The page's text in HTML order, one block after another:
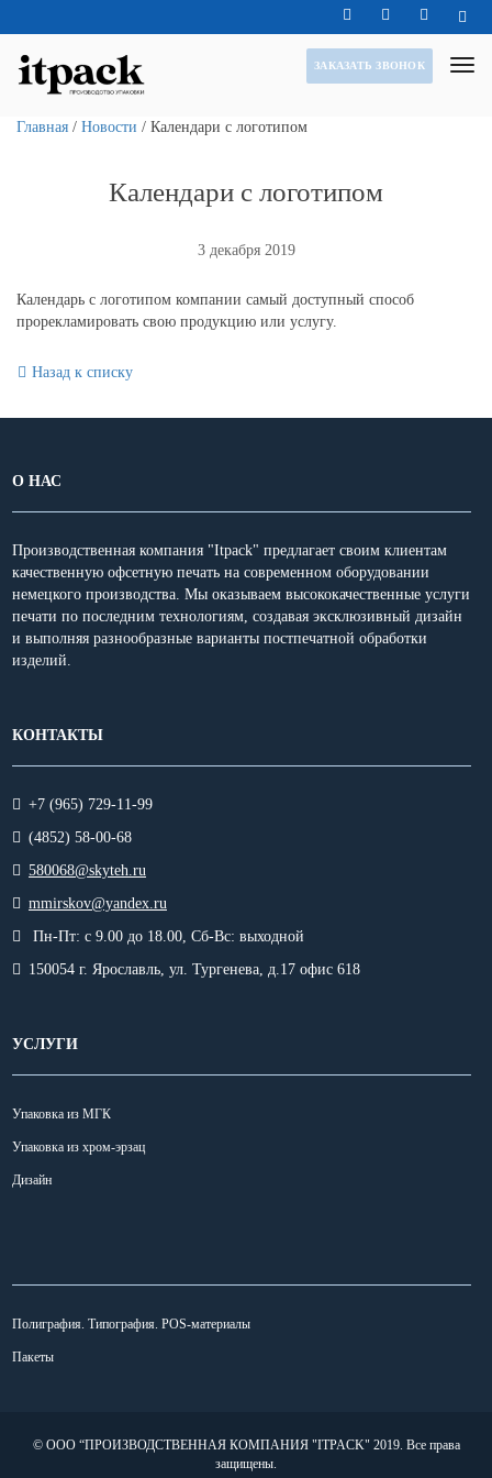
ЗАКАЗАТЬ ЗВОНОК
Главная / Новости / Календари с логотипом
Календари с логотипом
3 декабря 2019
Календарь с логотипом компании самый доступный способ
прорекламировать свою продукцию или услугу.
Назад к списку
О НАС
Производственная компания "Itpack" предлагает своим клиентам
качественную офсетную печать на современном оборудовании
немецкого производства. Мы оказываем высококачественные услуги
печати по последним технологиям, создавая эксклюзивный дизайн
и выполняя разнообразные варианты постпечатной обработки
изделий.
КОНТАКТЫ
+7 (965) 729-11-99
(4852) 58-00-68
580068@skyteh.ru
mmirskov@yandex.ru
Пн-Пт: с 9.00 до 18.00, Сб-Вс: выходной
150054 г. Ярославль, ул. Тургенева, д.17 офис 618
УСЛУГИ
Упаковка из МГК
Упаковка из хром-эрзац
Дизайн
Полиграфия. Типография. POS-материалы
Пакеты
© ООО “ПРОИЗВОДСТВЕННАЯ КОМПАНИЯ "ITPACK" 2019. Все права
защищены.